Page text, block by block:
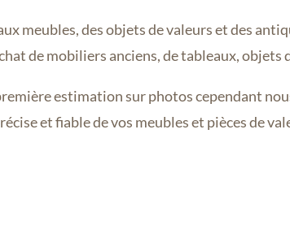
meubles, des objets de valeurs et des
de mobiliers anciens, de tableaux,
estimation sur photos cependant
et fiable de vos meubles et pièces de